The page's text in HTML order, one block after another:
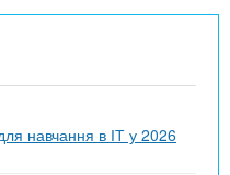
навчання в ІТ у 2026